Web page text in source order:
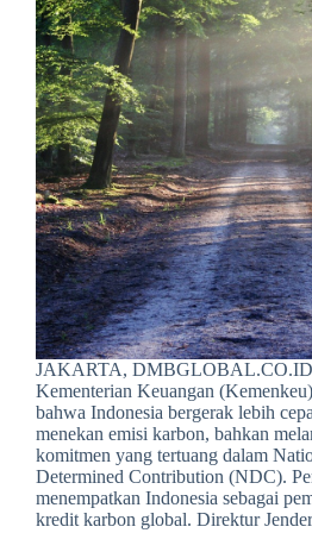
JAKARTA,
Kementerian Keuangan
bahwa Indonesia bergerak lebih
menekan emisi karbon, bahkan
komitmen yang tertuang dalam
Determined Contribution (NDC).
menempatkan Indonesia sebagai
kredit karbon global. Direktur